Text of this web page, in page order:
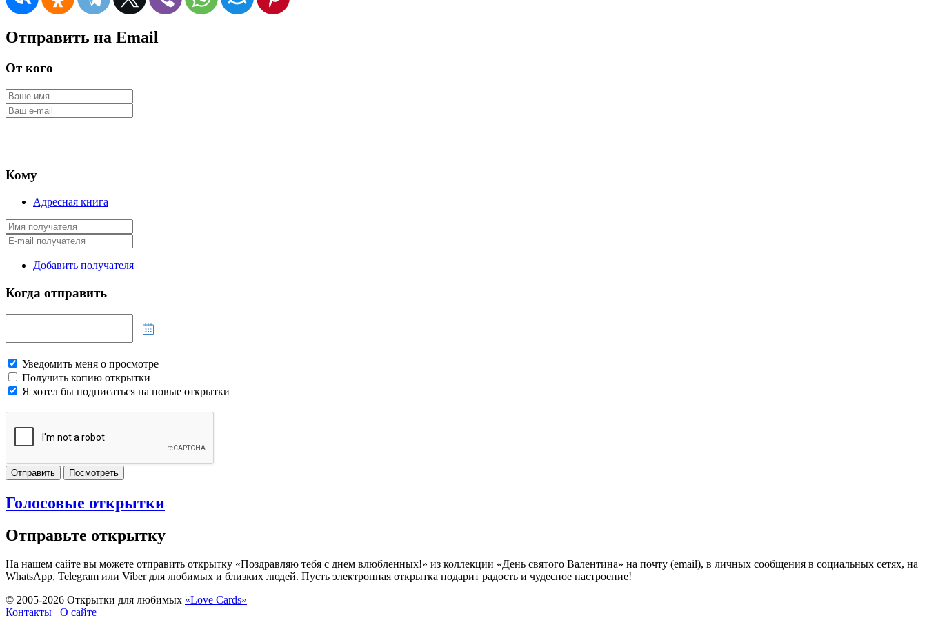
Отправить на Email
От кого
Кому
Адресная книга
Добавить получателя
Когда отправить
Уведомить меня о просмотре
Получить копию открытки
Я хотел бы подписаться на новые открытки
Отправить Посмотреть
Голосовые открытки
Отправьте открытку
На нашем сайте вы можете отправить открытку «Поздравляю тебя с днем влюбленных!» из коллекции «День святого Валентина» на почту (email), в личных сообщения в социальных сетях, на
WhatsApp, Telegram или Viber для любимых и близких людей. Пусть электронная открытка подарит радость и чудесное настроение!
© 2005-2026 Открытки для любимых «Love Cards»
Контакты
О сайте